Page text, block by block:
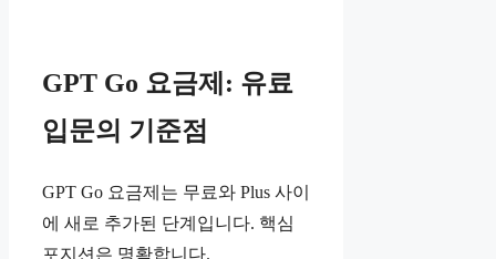
GPT Go 요금제: 유료
입문의 기준점
GPT Go 요금제는 무료와 Plus 사이
에 새로 추가된 단계입니다. 핵심
포지션은 명확합니다.